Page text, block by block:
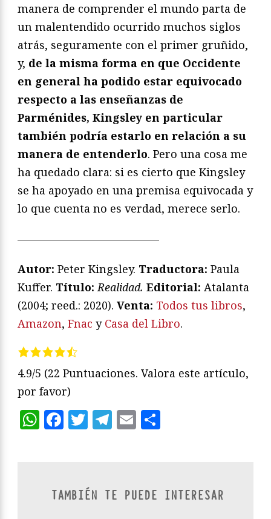
manera de comprender el mundo parta de
un malentendido ocurrido muchos siglos
atrás, seguramente con el primer gruñido,
y, de la misma forma en que Occidente
en general ha podido estar equivocado
respecto a las enseñanzas de
Parménides, Kingsley en particular
también podría estarlo en relación a su
manera de entenderlo. Pero una cosa me
ha quedado clara: si es cierto que Kingsley
se ha apoyado en una premisa equivocada y
lo que cuenta no es verdad, merece serlo.
—————————————
Autor: Peter Kingsley. Traductora: Paula
Kuffer. Título:Realidad. Editorial: Atalanta
(2004; reed.: 2020). Venta: Todos tus libros,
Amazon, Fnac y Casa del Libro.
4.9/5 (22 Puntuaciones. Valora este artículo,
por favor)
WhatsApp
Facebook
Twitter
Telegram
Email
TAMBIÉN TE PUEDE INTERESAR